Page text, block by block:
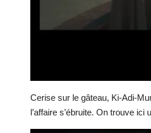
Cerise sur le gâteau, Ki-Adi-
l’affaire s’ébruite. On trouve